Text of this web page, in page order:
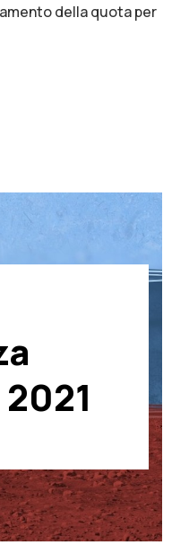
della quota per